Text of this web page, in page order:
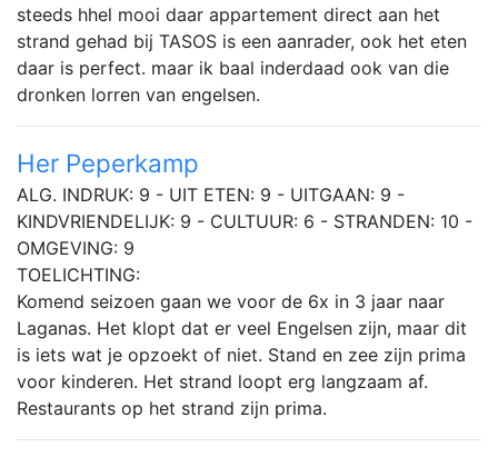
steeds hhel mooi daar appartement direct aan het
strand gehad bij TASOS is een aanrader, ook het eten
daar is perfect. maar ik baal inderdaad ook van die
dronken lorren van engelsen.
Her Peperkamp
ALG. INDRUK: 9 - UIT ETEN: 9 - UITGAAN: 9 -
KINDVRIENDELIJK: 9 - CULTUUR: 6 - STRANDEN: 10 -
OMGEVING: 9
TOELICHTING:
Komend seizoen gaan we voor de 6x in 3 jaar naar
Laganas. Het klopt dat er veel Engelsen zijn, maar dit
is iets wat je opzoekt of niet. Stand en zee zijn prima
voor kinderen. Het strand loopt erg langzaam af.
Restaurants op het strand zijn prima.